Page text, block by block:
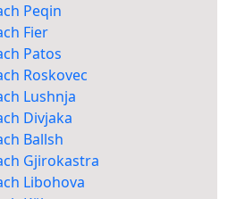
Peqin
Fier
Patos
Roskovec
Lushnja
Divjaka
Ballsh
Gjirokastra
Libohova